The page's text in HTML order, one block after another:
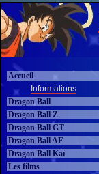
Accueil
Informations
Dragon Ball
Dragon Ball Z
Dragon Ball GT
Dragon Ball AF
Dragon Ball Kaï
Les films